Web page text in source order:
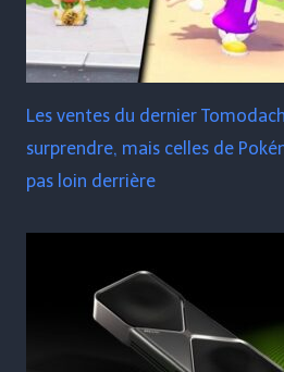
Les ventes du dernier
surprendre, mais celles de
pas loin derrière